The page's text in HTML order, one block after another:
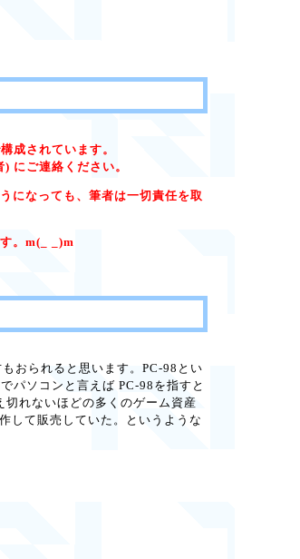
成されています。
にご連絡ください。
になっても、筆者は一切責任を取
。m(_ _)m
おられると思います。PC-98とい
パソコンと言えば PC-98を指すと
れないほどの多くのゲーム資産
して販売していた。というような